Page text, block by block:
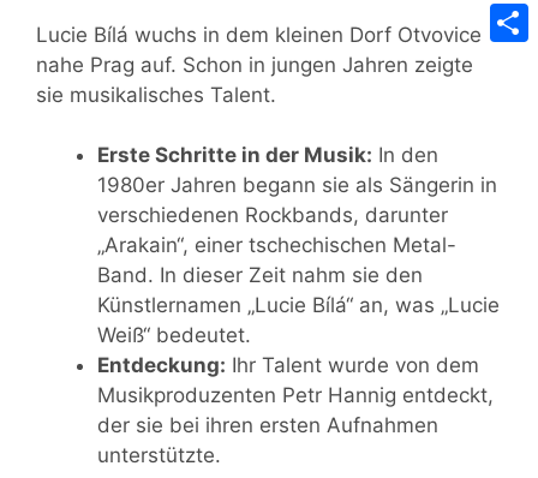
Lucie Bílá wuchs in dem kleinen Dorf Otvovice
nahe Prag auf. Schon in jungen Jahren zeigte
sie musikalisches Talent.
Erste Schritte in der Musik: In den
1980er Jahren begann sie als Sängerin in
verschiedenen Rockbands, darunter
„Arakain“, einer tschechischen Metal-
Band. In dieser Zeit nahm sie den
Künstlernamen „Lucie Bílá“ an, was „Lucie
Weiß“ bedeutet.
Entdeckung: Ihr Talent wurde von dem
Musikproduzenten Petr Hannig entdeckt,
der sie bei ihren ersten Aufnahmen
unterstützte.